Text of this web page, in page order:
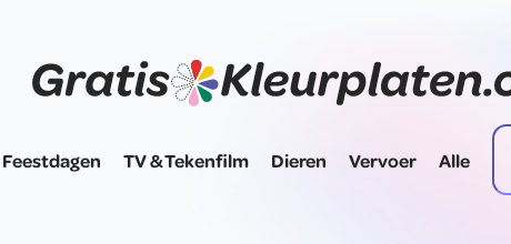
Feestdagen TV & Tekenfilm Dieren Vervoer Alle